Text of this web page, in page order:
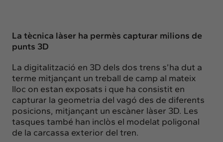
La tècnica làser ha permès capturar milions de
punts 3D
La digitalització en 3D dels dos trens s’ha dut a
terme mitjançant un treball de camp al mateix
lloc on estan exposats i que ha consistit en
capturar la geometria del vagó des de diferents
posicions, mitjançant un escàner làser 3D. Les
tasques també han inclòs el modelat poligonal
de la carcassa exterior del tren.